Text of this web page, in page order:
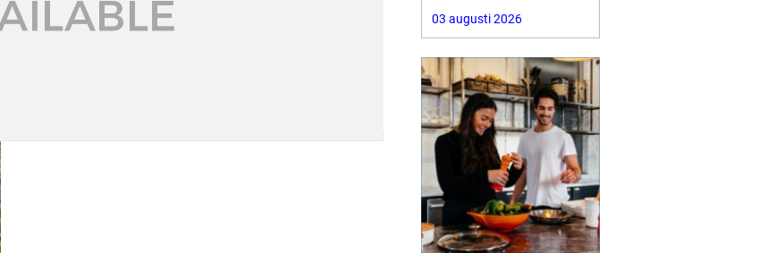
hobby till att bli en riktig
andrahandsmarknad.
sällsynta vapen-skins
kan vara värda tusentals
kronor, men många är
osäkra på hur de ska gå
till väga när de
03 augusti 2026